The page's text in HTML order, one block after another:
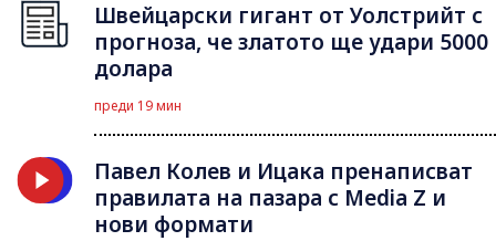
Швейцарски гигант от Уолстрийт с
прогноза, че златото ще удари 5000
долара
преди 19 мин
Павел Колев и Ицака пренаписват
правилата на пазара с Media Z и
нови формати